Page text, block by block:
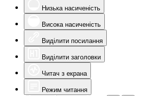
Низька насиченість
Висока насиченість
Виділити посилання
Виділити заголовки
Читач з екрана
Режим читання